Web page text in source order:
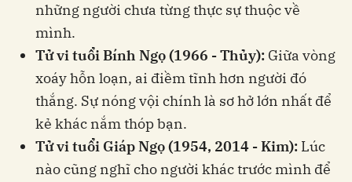
những người chưa từng thực sự thuộc về
mình.
Tử vi tuổi Bính Ngọ (1966 - Thủy): Giữa vòng
xoáy hỗn loạn, ai điềm tĩnh hơn người đó
thắng. Sự nóng vội chính là sơ hở lớn nhất để
kẻ khác nắm thóp bạn.
Tử vi tuổi Giáp Ngọ (1954, 2014 - Kim): Lúc
nào cũng nghĩ cho người khác trước mình để